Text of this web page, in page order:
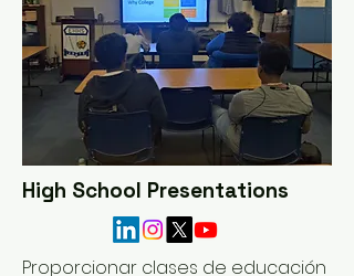
High School Presentations
​Proporcionar clases de educación